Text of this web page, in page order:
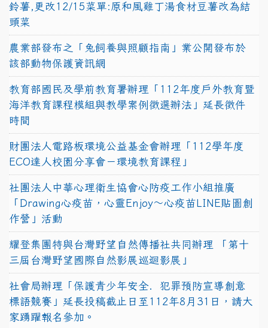
鈴薯,更改12/15菜單:原和風雞丁湯食材豆薯改為結
頭菜
農業部發布之「兔飼養與照顧指南」業公開發布於
該部動物保護資訊網
教育部國民及學前教育署辦理「112年度戶外教育暨
海洋教育課程模組與教學案例徵選辦法」延長徵件
時間
財團法人電路板環境公益基金會辦理「112學年度
ECO達人校園分享會－環境教育課程」
社團法人中華心理衛生協會心防疫工作小組推廣
「Drawing心疫苗，心靈Enjoy〜心疫苗LINE貼圖創
作營」活動
耀登集團特與台灣野望自然傳播社共同辦理 「第十
三屆台灣野望國際自然影展巡迴影展」
社會局辦理「保護青少年安全．犯罪預防宣導創意
標語競賽」延長投稿截止日至112年8月31日，請大
家踴躍報名參加。